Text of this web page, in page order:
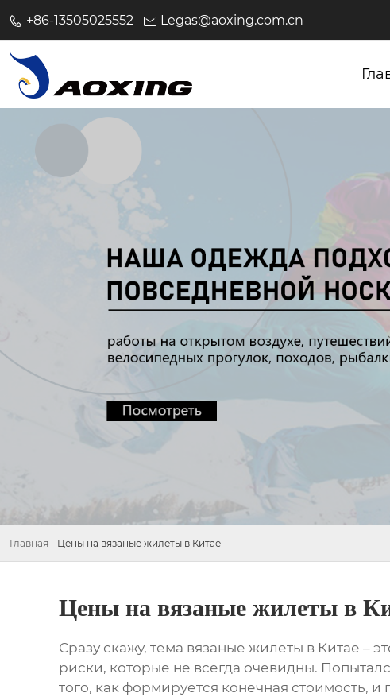
+86-13505025552 Legas@aoxing.com.cn
Главная - Цены на вязаные жилеты в Китае
Цены на вязаные жилеты в
Сразу скажу, тема вязаные жилеты в Китае –
риски, которые не всегда очевидны.
того, как формируется конечная стоимость,